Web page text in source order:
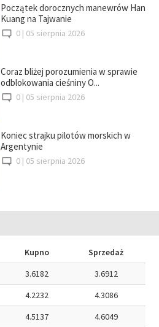
Początek dorocznych manewrów Han
Kuang na Tajwanie
0 | 05 sierpnia 2026
Coraz bliżej porozumienia w sprawie
odblokowania cieśniny O...
0 | 05 sierpnia 2026
Koniec strajku pilotów morskich w
Argentynie
0 | 05 sierpnia 2026
Kupno
Sprzedaż
3.6182
3.6912
4.2232
4.3086
4.5137
4.6049